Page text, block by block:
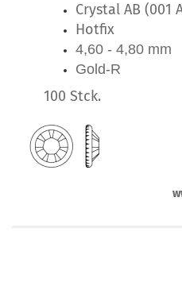
Crystal AB (001
Hotfix
4,60 - 4,80 mm
Gold-R
100 Stck.